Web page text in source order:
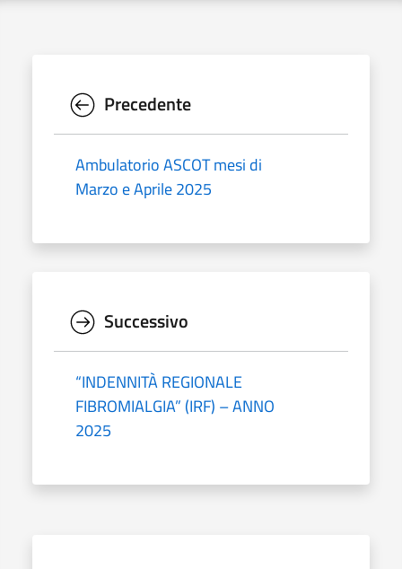
Precedente
Ambulatorio ASCOT mesi di
Marzo e Aprile 2025
Successivo
“INDENNITÀ REGIONALE
FIBROMIALGIA” (IRF) – ANNO
2025